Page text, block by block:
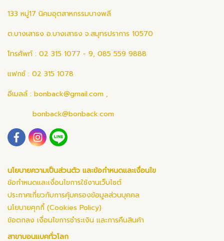
133 หมู่17 นิคมอุตสาหกรรมบางพลี
ต.บางเสาธง อ.บางเสาธง จ.สมุทรปราการ 10570
โทรศัพท์ : 02 315 1077 - 9, 085 559 9888
แฟกซ์ : 02 315 1078
อีเมลล์ : bonback@gmail.com ,
bonback@bonback.com
นโยบายความเป็นส่วนตัว และข้อกำหนดและเงื่อนไข
ข้อกำหนดและเงื่อนไขการใช้งานเว็บไซต์
ประกาศเกี่ยวกับการคุ้มครองข้อมูลส่วนบุคคล
นโยบายคุกกี้ (Cookies Policy)
ข้อตกลง เงื่อนไขการชำระเงิน และการคืนสินค้า
สาขาบอนแบคทั่วโลก